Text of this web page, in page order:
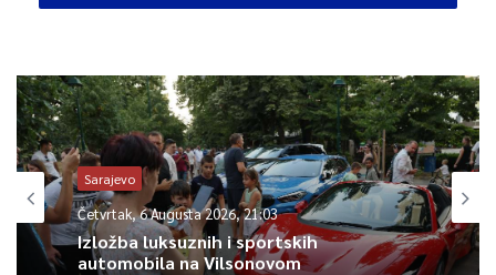
našim zakonodavstvom. Tako piše u Ustavu BiH. Nepristasnost
suda, koju zahtjeva Evropska konvencija, znači da sud mora da
sudi na bazi činjenica i zakona, a nikako na bazi preporuka,
ucjena, pritisaka, prijetnji. Sve je to sadržano u međunarodnom
i pravu BiH. Da sam advokat, ne bih nikome preporučivao da vrši
pritisak na sudsku vlast“, poručio je Imamović.
Sarajevo
Četvrtak, 6 Augusta 2026, 21:03
Izložba luksuznih i sportskih
automobila na Vilsonovom